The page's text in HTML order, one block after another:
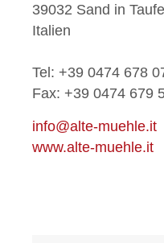
39032 Sand in
Italien
Tel: +39 0474 678
Fax: +39 0474 679
info@alte-muehle.it
www.alte-muehle.it